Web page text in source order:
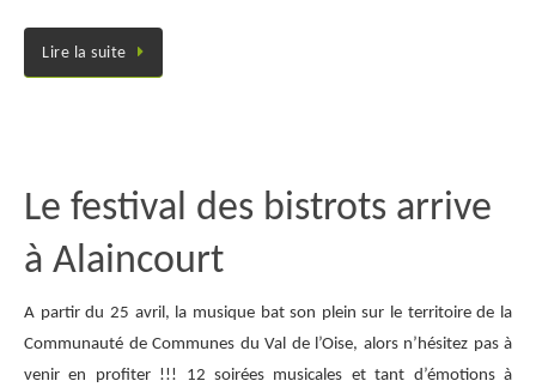
Lire la suite
Le festival des bistrots arrive
à Alaincourt
A partir du 25 avril, la musique bat son plein sur le territoire de la
Communauté de Communes du Val de l’Oise, alors n’hésitez pas à
venir en profiter !!! 12 soirées musicales et tant d’émotions à